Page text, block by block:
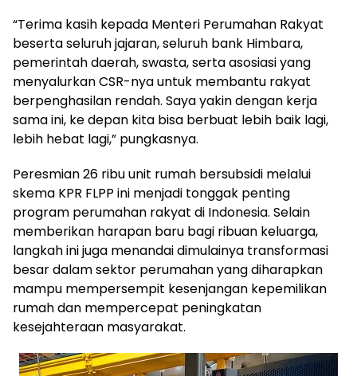
“Terima kasih kepada Menteri Perumahan Rakyat
beserta seluruh jajaran, seluruh bank Himbara,
pemerintah daerah, swasta, serta asosiasi yang
menyalurkan CSR-nya untuk membantu rakyat
berpenghasilan rendah. Saya yakin dengan kerja
sama ini, ke depan kita bisa berbuat lebih baik lagi,
lebih hebat lagi,” pungkasnya.
Peresmian 26 ribu unit rumah bersubsidi melalui
skema KPR FLPP ini menjadi tonggak penting
program perumahan rakyat di Indonesia. Selain
memberikan harapan baru bagi ribuan keluarga,
langkah ini juga menandai dimulainya transformasi
besar dalam sektor perumahan yang diharapkan
mampu mempersempit kesenjangan kepemilikan
rumah dan mempercepat peningkatan
kesejahteraan masyarakat.